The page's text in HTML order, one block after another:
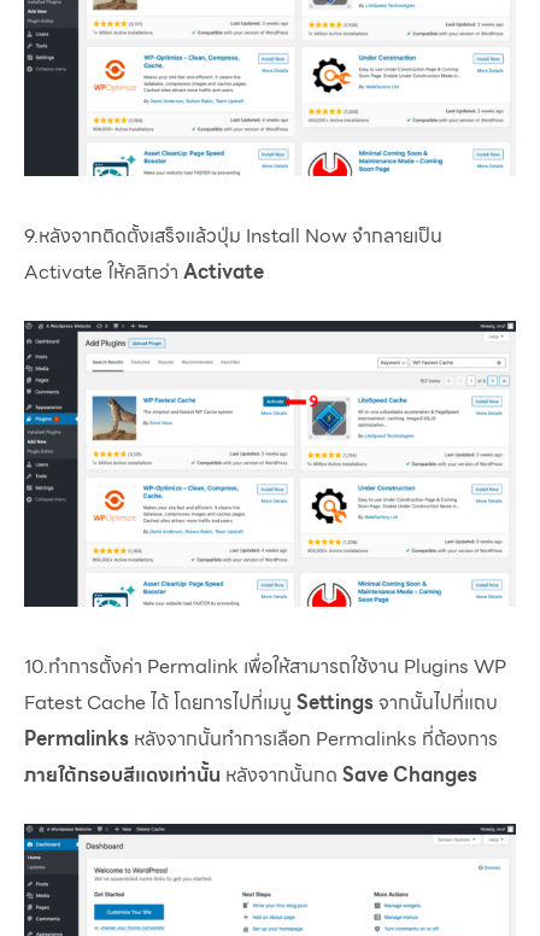
9.หลังจากติดตั้งเสร็จแล้วปุ่ม Install Now จำกลายเป็น
Activate ให้คลิกว่า Activate
10.ทำการตั้งค่า Permalink เพื่อให้สามารถใช้งาน Plugins WP
Fatest Cache ได้ โดยการไปที่เมนู Settingsจากนั้นไปที่แถบ
Permalinks หลังจากนั้นทำการเลือก Permalinks ที่ต้องการ
ภายใต้กรอบสีแดงเท่านั้น หลังจากนั้นกด Save Changes